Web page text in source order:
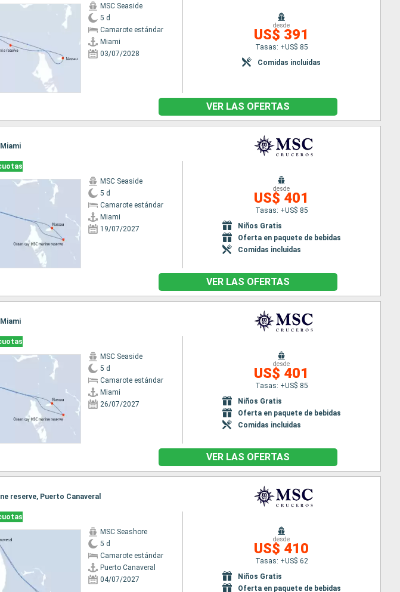
MSC Seaside
5 d
Camarote estándar
Miami
03/07/2028
desde
US$ 391
Tasas: +US$ 85
Comidas incluidas
VER LAS OFERTAS
MSC Seaside
5 d
Camarote estándar
Miami
19/07/2027
desde
US$ 401
Tasas: +US$ 85
Niños Gratis
Oferta en paquete de bebidas
Comidas incluidas
VER LAS OFERTAS
MSC Seaside
5 d
Camarote estándar
Miami
26/07/2027
desde
US$ 401
Tasas: +US$ 85
Niños Gratis
Oferta en paquete de bebidas
Comidas incluidas
VER LAS OFERTAS
reserve, Puerto Canaveral
MSC Seashore
5 d
Camarote estándar
Puerto Canaveral
04/07/2027
desde
US$ 410
Tasas: +US$ 62
Niños Gratis
Oferta en paquete de bebidas